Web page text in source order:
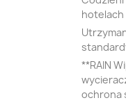
hotelach
**RAIN
ochrona